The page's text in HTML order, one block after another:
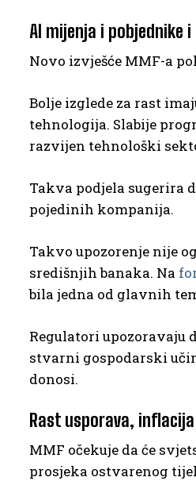
AI mijenja i pobjednike
Novo izvješće MMF-a
Bolje izglede za rast
tehnologija. Slabije
razvijen tehnološki
Takva podjela sugerira
pojedinih kompanija.
Takvo upozorenje nije
središnjih banaka. Na
bila jedna od glavnih
Regulatori upozoravaju
stvarni gospodarski
donosi.
Rast usporava,
MMF očekuje da će
prosjeka ostvarenog